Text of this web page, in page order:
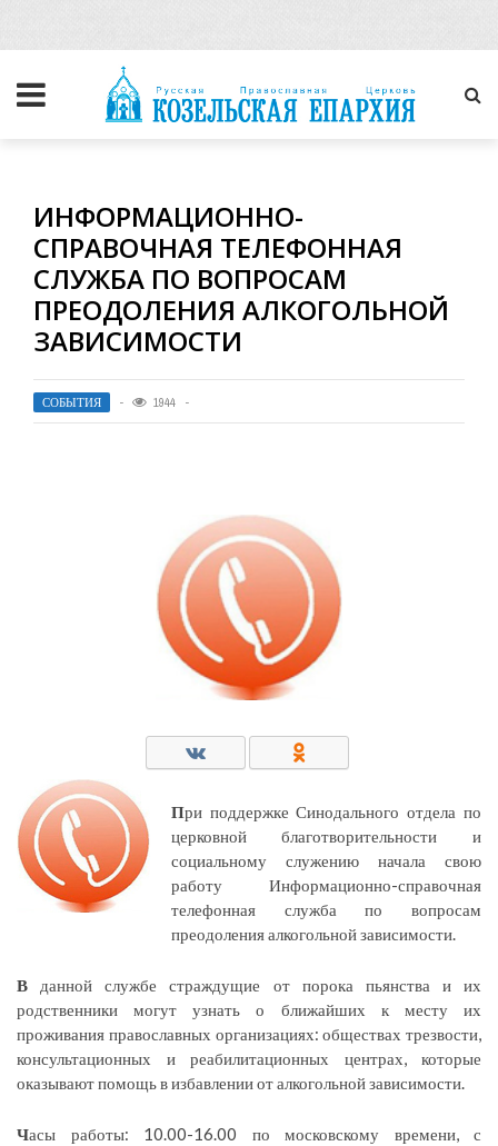
ИНФОРМАЦИОННО-
СПРАВОЧНАЯ ТЕЛЕФОННАЯ
СЛУЖБА ПО ВОПРОСАМ
ПРЕОДОЛЕНИЯ АЛКОГОЛЬНОЙ
ЗАВИСИМОСТИ
СОБЫТИЯ 1944
При поддержке Синодального отдела по
церковной благотворительности и
социальному служению начала свою
работу Информационно-справочная
телефонная служба по вопросам
преодоления алкогольной зависимости.
В данной службе страждущие от порока пьянства и их
родственники могут узнать о ближайших к месту их
проживания православных организациях: обществах трезвости,
консультационных и реабилитационных центрах, которые
оказывают помощь в избавлении от алкогольной зависимости.
Часы работы: 10.00-16.00 по московскому времени, с